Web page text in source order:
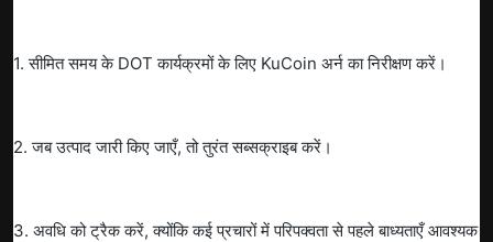
1. सीमित समय के DOT कार्यक्रमों के लिए KuCoin अर्न का निरीक्षण करें।
2. जब उत्पाद जारी किए जाएँ, तो तुरंत सब्सक्राइब करें।
3. अवधि को ट्रैक करें, क्योंकि कई प्रचारों में परिपक्वता से पहले बाध्यताएँ आवश्यक